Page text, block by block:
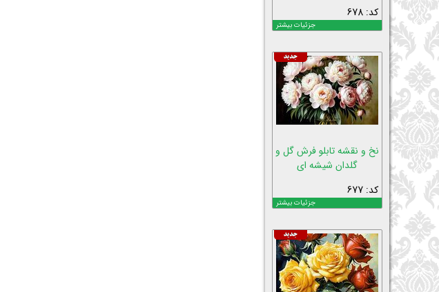
کد: 678
جزئیات بیشتر
نخ و نقشه تابلو فرش گل و
گلدان شیشه ای
کد: 677
جزئیات بیشتر